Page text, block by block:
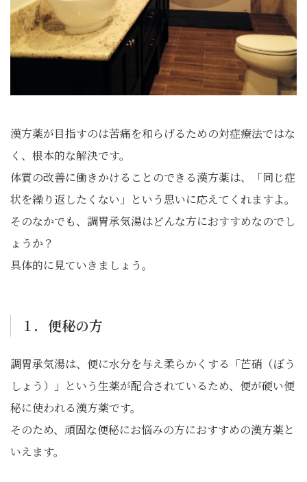
漢方薬が目指すのは苦痛を和らげるための対症療法ではな
く、根本的な解決です。
体質の改善に働きかけることのできる漢方薬は、「同じ症
状を繰り返したくない」という思いに応えてくれますよ。
そのなかでも、調胃承気湯はどんな方におすすめなのでし
ょうか？
具体的に見ていきましょう。
１．便秘の方
調胃承気湯は、便に水分を与え柔らかくする「芒硝（ぼう
しょう）」という生薬が配合されているため、便が硬い便
秘に使われる漢方薬です。
そのため、頑固な便秘にお悩みの方におすすめの漢方薬と
いえます。